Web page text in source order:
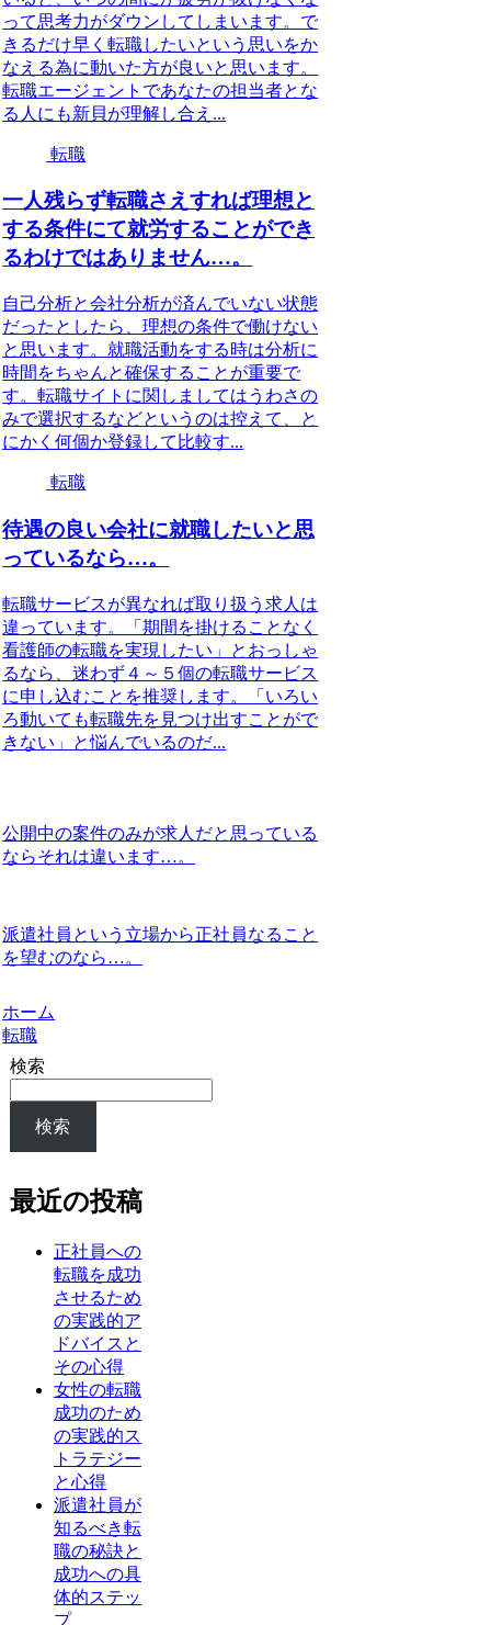
って思考力がダウンしてしまいます。で
きるだけ早く転職したいという思いをか
なえる為に動いた方が良いと思います。
転職エージェントであなたの担当者とな
る人にも新貝が理解し合え...
転職
一人残らず転職さえすれば理想と
する条件にて就労することができ
るわけではありません…。
自己分析と会社分析が済んでいない状態
だったとしたら、理想の条件で働けない
と思います。就職活動をする時は分析に
時間をちゃんと確保することが重要で
す。転職サイトに関しましてはうわさの
みで選択するなどというのは控えて、と
にかく何個か登録して比較す...
転職
待遇の良い会社に就職したいと思
っているなら…。
転職サービスが異なれば取り扱う求人は
違っています。「期間を掛けることなく
看護師の転職を実現したい」とおっしゃ
るなら、迷わず４～５個の転職サービス
に申し込むことを推奨します。「いろい
ろ動いても転職先を見つけ出すことがで
きない」と悩んでいるのだ...
公開中の案件のみが求人だと思っている
ならそれは違います…。
派遣社員という立場から正社員なること
を望むのなら…。
ホーム
転職
検索
検索
最近の投稿
正社員への
転職を成功
させるため
の実践的ア
ドバイスと
その心得
女性の転職
成功のため
の実践的ス
トラテジー
と心得
派遣社員が
知るべき転
職の秘訣と
成功への具
体的ステッ
プ